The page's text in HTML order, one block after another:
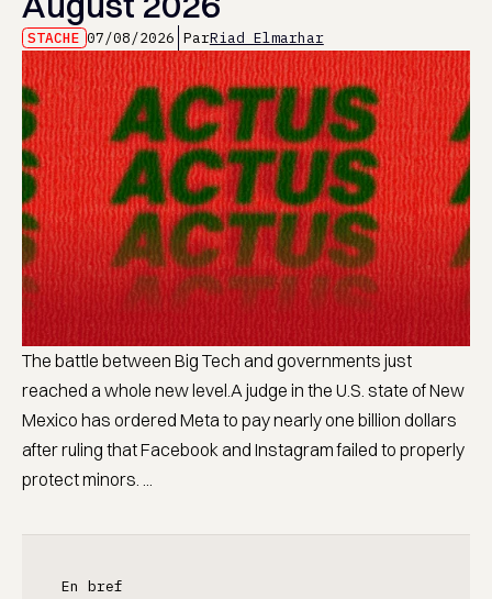
STACHE 07/08/2026 ParRiad Elmarhar
The battle between Big Tech and governments just
reached a whole new level.A judge in the U.S. state of New
Mexico has ordered Meta to pay nearly one billion dollars
after ruling that Facebook and Instagram failed to properly
protect minors. ...
En bref